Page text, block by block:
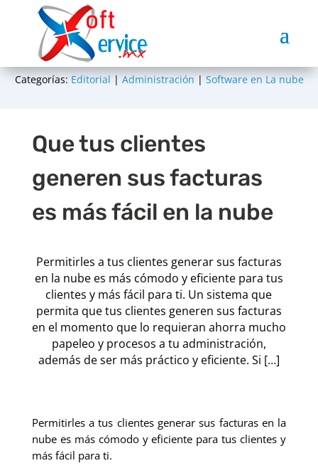
Categorías: Editorial | Administración | Software en La nube
Que tus clientes
generen sus facturas
es más fácil en la nube
Permitirles a tus clientes generar sus facturas
en la nube es más cómodo y eficiente para tus
clientes y más fácil para ti. Un sistema que
permita que tus clientes generen sus facturas
en el momento que lo requieran ahorra mucho
papeleo y procesos a tu administración,
además de ser más práctico y eficiente. Si […]
Permitirles a tus clientes generar sus facturas en la
nube es más cómodo y eficiente para tus clientes y
más fácil para ti.